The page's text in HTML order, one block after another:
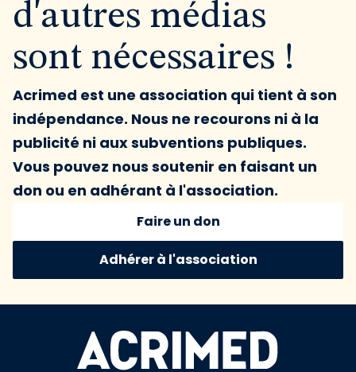
d'autres médias
sont nécessaires !
Acrimed est une association qui tient à son
indépendance. Nous ne recourons ni à la
publicité ni aux subventions publiques.
Vous pouvez nous soutenir en faisant un
don ou en adhérant à l'association.
Faire un don
Adhérer à l'association